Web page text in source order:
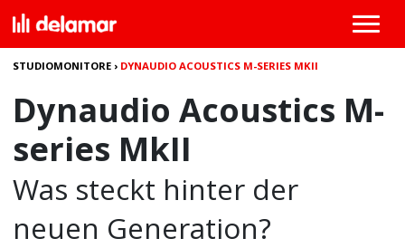
STUDIOMONITORE › DYNAUDIO ACOUSTICS M-SERIES MKII
Dynaudio Acoustics M-
series MkII
Was steckt hinter der
neuen Generation?